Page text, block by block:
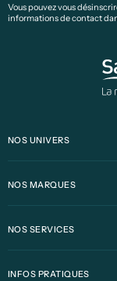
Vous pouvez vous
informations de contact
NOS UNIVERS
NOS MARQUES
NOS SERVICES
INFOS PRATIQUES